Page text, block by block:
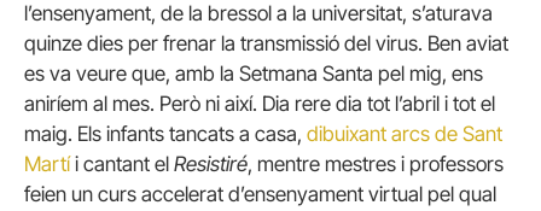
l’ensenyament, de la bressol a la universitat, s’aturava
quinze dies per frenar la transmissió del virus. Ben aviat
es va veure que, amb la Setmana Santa pel mig, ens
aniríem al mes. Però ni així. Dia rere dia tot l’abril i tot el
maig. Els infants tancats a casa, dibuixant arcs de Sant
Martíi cantant el Resistiré, mentre mestres i professors
feien un curs accelerat d’ensenyament virtual pel qual